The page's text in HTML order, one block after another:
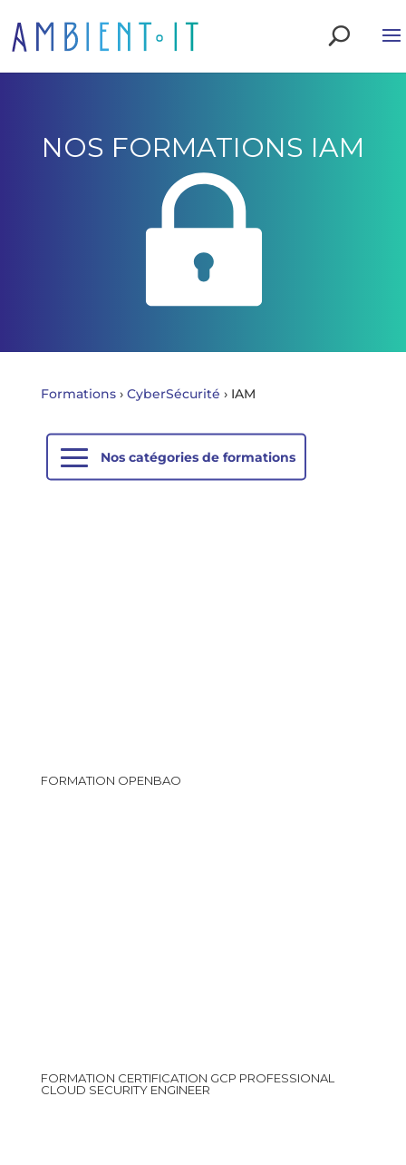
NOS FORMATIONS IAM
Formations › CyberSécurité › IAM
FORMATION OPENBAO
FORMATION CERTIFICATION GCP PROFESSIONAL
CLOUD SECURITY ENGINEER